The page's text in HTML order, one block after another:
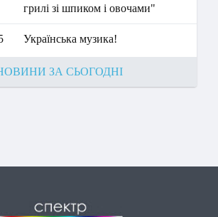
грилі зі шпиком і овочами"
Українська музика!
ЗА СЬОГОДНІ